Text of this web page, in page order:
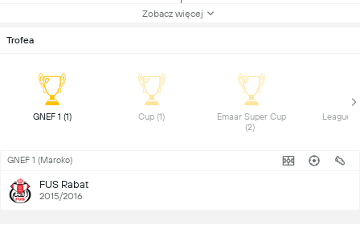
Zobacz więcej
Trofea
GNEF 1 (1)
Emaar Super Cup
GNEF 1 (Maroko)
FUS Rabat
2015/2016